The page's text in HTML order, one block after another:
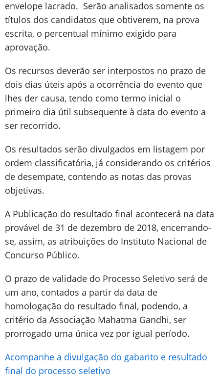
envelope lacrado. Serão analisados somente os
títulos dos candidatos que obtiverem, na prova
escrita, o percentual mínimo exigido para
aprovação.
Os recursos deverão ser interpostos no prazo de
dois dias úteis após a ocorrência do evento que
lhes der causa, tendo como termo inicial o
primeiro dia útil subsequente à data do evento a
ser recorrido.
Os resultados serão divulgados em listagem por
ordem classificatória, já considerando os critérios
de desempate, contendo as notas das provas
objetivas.
A Publicação do resultado final acontecerá na data
provável de 31 de dezembro de 2018, encerrando-
se, assim, as atribuições do Instituto Nacional de
Concurso Público.
O prazo de validade do Processo Seletivo será de
um ano, contados a partir da data de
homologação do resultado final, podendo, a
critério da Associação Mahatma Gandhi, ser
prorrogado uma única vez por igual período.
Acompanhe a divulgação do gabarito e resultado
final do processo seletivo